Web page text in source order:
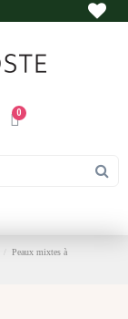
Peaux mixtes à